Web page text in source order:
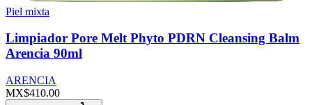
Piel mixta
Limpiador Pore Melt Phyto PDRN Cleansing Balm
Arencia 90ml
ARENCIA
MX$410.00